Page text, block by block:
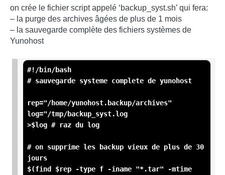
on crée le fichier script appelé ‘backup_syst.sh’ qui fera:
– la purge des archives âgées de plus de 1 mois
– la sauvegarde complète des fichiers systèmes de
Yunohost
#!/bin/bash
# sauvegarde systeme complete de yunohost
rep="/home/yunohost.backup/archives"
log="/tmp/backup_syst.log
>$log # raz du log
# on supprime les backup vieux de plus de 30
jours
$(find $rep -type f -iname "*.tar" -mtime